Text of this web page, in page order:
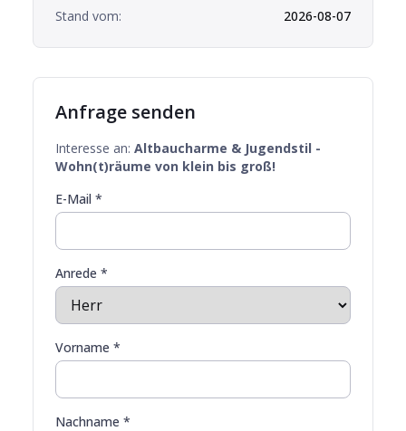
Stand vom:
2026-08-07
Anfrage senden
Interesse an: Altbaucharme & Jugendstil -
Wohn(t)räume von klein bis groß!
E-Mail *
Anrede *
Vorname *
Nachname *